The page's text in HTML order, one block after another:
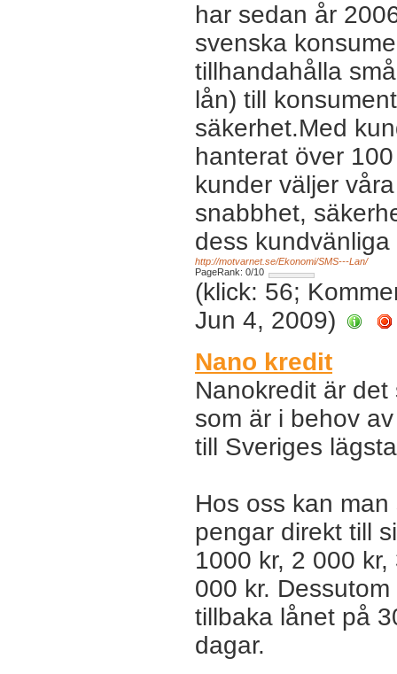
har sedan år
svenska
tillhandahålla
lån) till
säkerhet.Med
hanterat över
kunder väljer
snabbhet,
dess
http://motvarnet.se/Ekonomi/SMS---Lan/
PageRank: 0/10
(klick: 56;
Jun 4, 2009)
Nano kredit
Nanokredit är
som är i behov
till Sveriges
Hos oss kan
pengar direkt till
1000 kr, 2 000
000 kr.
tillbaka lånet på
dagar.